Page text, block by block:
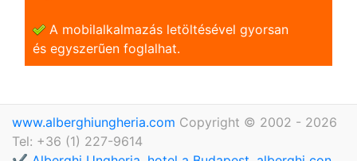
A mobilalkalmazás letöltésével gyorsan
és egyszerũen foglalhat.
www.alberghiungheria.com Copyright © 2002 - 2026
Tel: +36 (1) 227-9614